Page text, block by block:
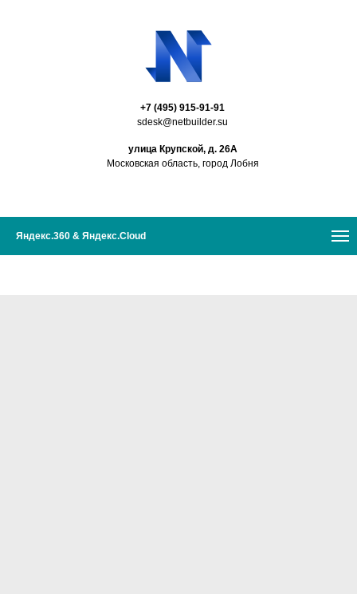
+7 (495) 915-91-91
sdesk@netbuilder.su
улица Крупской, д. 26А
Московская область, город Лобня
Яндекс.360 & Яндекс.Cloud